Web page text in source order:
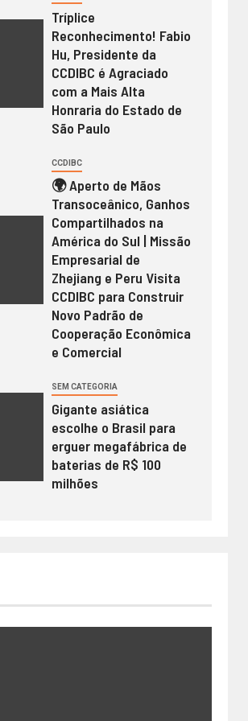
Tríplice
Reconhecimento! Fabio
Hu, Presidente da
CCDIBC é Agraciado
com a Mais Alta
Honraria do Estado de
São Paulo
CCDIBC
🌍 Aperto de Mãos
Transoceânico, Ganhos
Compartilhados na
América do Sul | Missão
Empresarial de
Zhejiang e Peru Visita
CCDIBC para Construir
Novo Padrão de
Cooperação Econômica
e Comercial
SEM CATEGORIA
Gigante asiática
escolhe o Brasil para
erguer megafábrica de
baterias de R$ 100
milhões